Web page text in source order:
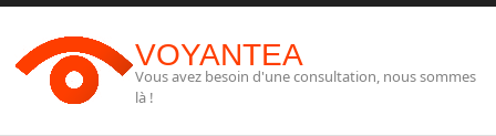
VOYANTEA
Vous avez besoin d'une consultation, nous sommes
là !